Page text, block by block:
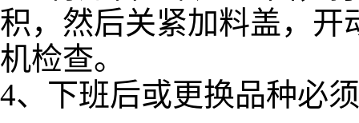
积，然后关紧加料盖，开
机检查。
4、下班后或更换品种必